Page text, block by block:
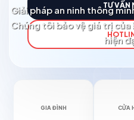
TƯ VẤN
GIA ĐÌNH CỬA
Giải pháp an ninh thông
Chúng tôi bảo vệ giá trị
hiện